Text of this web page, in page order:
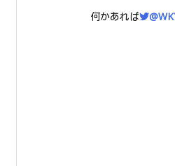
何かあれば